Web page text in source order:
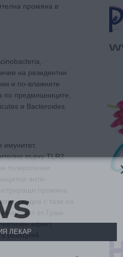
промяна в
на резидентни
и по-влажните
по предмишниците,
и Bacteroides.
върху TLR2
толерогенни
анти-
промяна
сходна с тази на
лизат от Грам-
ефект,
реакция4.
ЛЕКАР
съдържание, трябва да